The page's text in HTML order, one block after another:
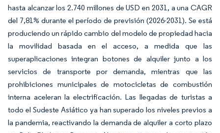
hasta alcanzar los 2.740 millones de USD en 2031, a una CAGR
del 7,81% durante el período de previsión (2026-2031). Se está
produciendo un rápido cambio del modelo de propiedad hacia
la movilidad basada en el acceso, a medida que las
superaplicaciones integran botones de alquiler junto a los
servicios de transporte por demanda, mientras que las
prohibiciones municipales de motocicletas de combustión
interna aceleran la electrificación. Las llegadas de turistas a
todo el Sudeste Asiático ya han superado los niveles previos a
la pandemia, reactivando la demanda de alquiler a corto plazo